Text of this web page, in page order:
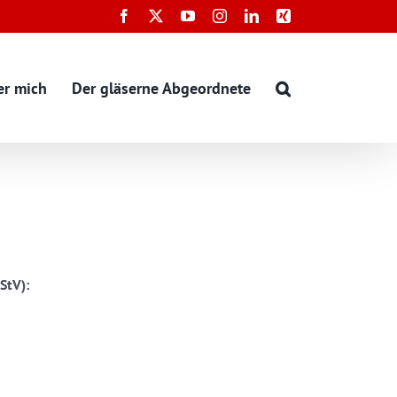
Facebook YouTubeInstagramLinkedInXing
mich Der gläserne Abgeordnete